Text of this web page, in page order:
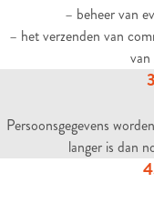
– beheer van
– het verzenden van
Persoonsgegevens
langer is dan